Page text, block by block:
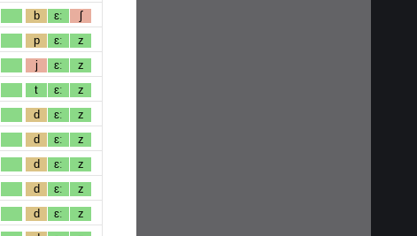
b ɛː ʃ
p ɛː z
j ɛː z
t ɛː z
d ɛː z
d ɛː z
d ɛː z
d ɛː z
d ɛː z